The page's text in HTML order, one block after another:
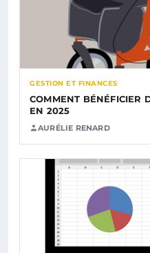
GESTION ET FINANCES
COMMENT BÉNÉFICIER
EN 2025
AURÉLIE RENARD